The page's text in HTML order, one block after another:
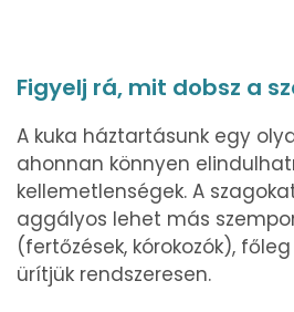
Figyelj rá, mit dobsz a
A kuka háztartásunk egy
ahonnan könnyen
kellemetlenségek. A
aggályos lehet más
(fertőzések, kórokozók),
ürítjük rendszeresen.